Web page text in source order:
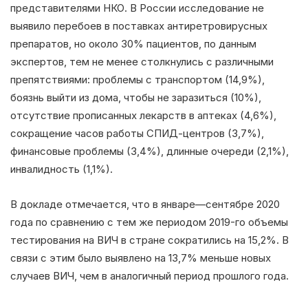
представителями НКО. В России исследование не
выявило перебоев в поставках антиретровирусных
препаратов, но около 30% пациентов, по данным
экспертов, тем не менее столкнулись с различными
препятствиями: проблемы с транспортом (14,9%),
боязнь выйти из дома, чтобы не заразиться (10%),
отсутствие прописанных лекарств в аптеках (4,6%),
сокращение часов работы СПИД-центров (3,7%),
финансовые проблемы (3,4%), длинные очереди (2,1%),
инвалидность (1,1%).
В докладе отмечается, что в январе—сентябре 2020
года по сравнению с тем же периодом 2019-го объемы
тестирования на ВИЧ в стране сократились на 15,2%. В
связи с этим было выявлено на 13,7% меньше новых
случаев ВИЧ, чем в аналогичный период прошлого года.